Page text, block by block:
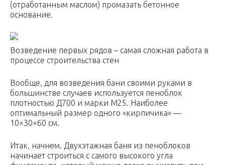
(отработанным маслом) промазать бетонное
основание.
Возведение первых рядов – самая сложная работа в
процессе строительства стен
Вообще, для возведения бани своими руками в
большинстве случаев используется пеноблок
плотностью Д700 и марки М25. Наиболее
оптимальный размер одного «кирпичика» —
10×30×60 см.
Итак, начнем. Двухэтажная баня из пеноблоков
начинает строиться с самого высокого угла